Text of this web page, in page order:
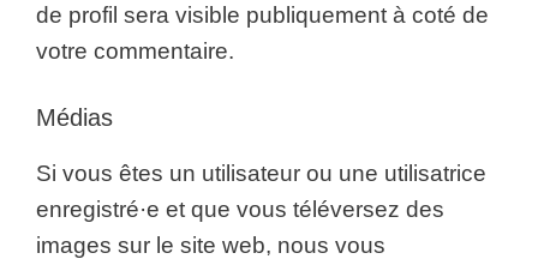
de profil sera visible publiquement à coté de
votre commentaire.
Médias
Si vous êtes un utilisateur ou une utilisatrice
enregistré·e et que vous téléversez des
images sur le site web, nous vous